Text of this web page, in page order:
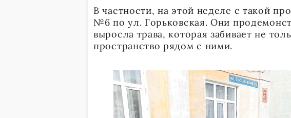
В частности, на этой неделе с такой
№6 по ул. Горьковская. Они
выросла трава, которая забивает не
пространство рядом с ними.